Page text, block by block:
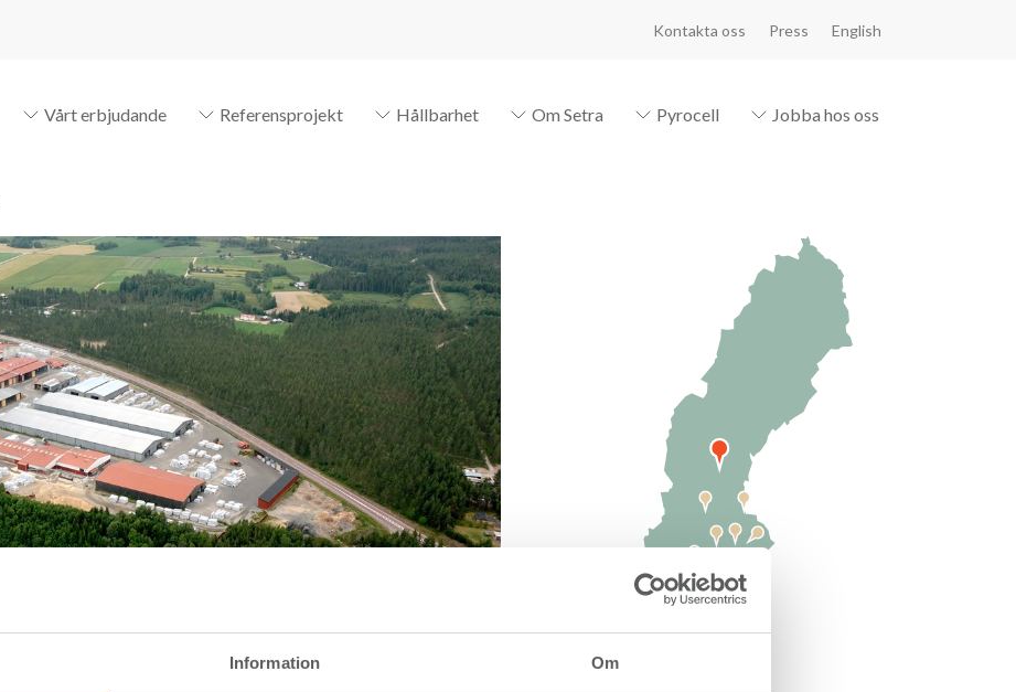
Information Om
Kontakta oss Press English
Vårt erbjudande Referensprojekt Hållbarhet Om Setra Pyrocell Jobba hos oss